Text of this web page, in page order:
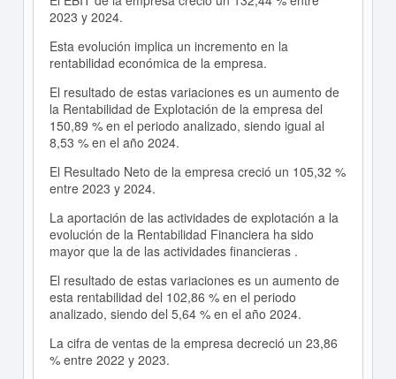
2023 y 2024.
Esta evolución implica un incremento en la
rentabilidad económica de la empresa.
El resultado de estas variaciones es un aumento de
la Rentabilidad de Explotación de la empresa del
150,89 % en el periodo analizado, siendo igual al
8,53 % en el año 2024.
El Resultado Neto de la empresa creció un 105,32 %
entre 2023 y 2024.
La aportación de las actividades de explotación a la
evolución de la Rentabilidad Financiera ha sido
mayor que la de las actividades financieras .
El resultado de estas variaciones es un aumento de
esta rentabilidad del 102,86 % en el periodo
analizado, siendo del 5,64 % en el año 2024.
La cifra de ventas de la empresa decreció un 23,86
% entre 2022 y 2023.